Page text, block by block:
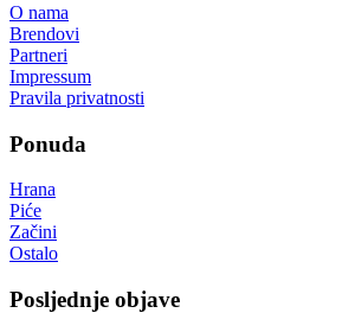
O nama
Brendovi
Partneri
Impressum
Pravila privatnosti
Ponuda
Hrana
Piće
Začini
Ostalo
Posljednje objave